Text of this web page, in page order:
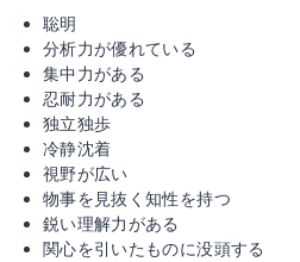
聡明
分析力が優れている
集中力がある
忍耐力がある
独立独歩
冷静沈着
視野が広い
物事を見抜く知性を持つ
鋭い理解力がある
関心を引いたものに没頭する